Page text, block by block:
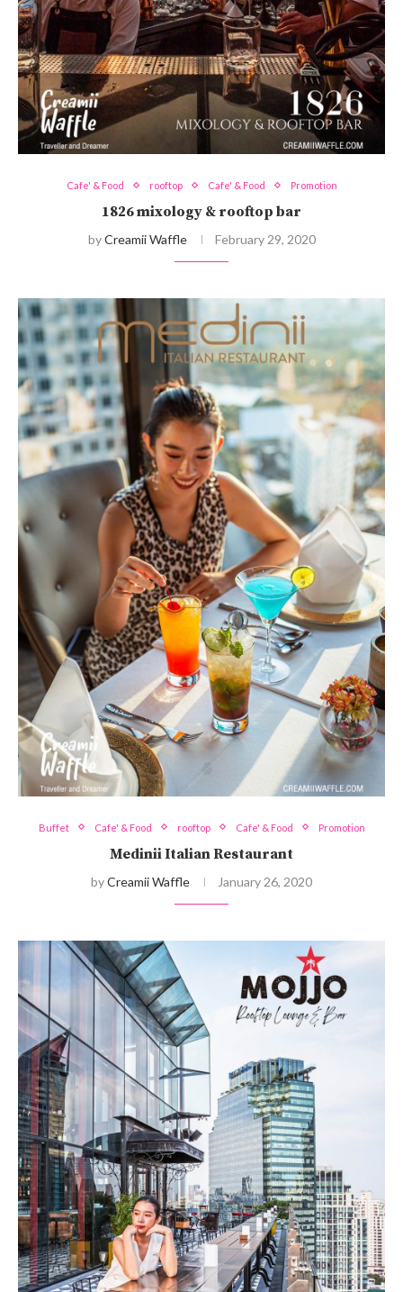
Cafe' & Food rooftop Cafe' & Food Promotion
1826 mixology & rooftop bar
byCreamii Waffle February 29, 2020
Buffet Cafe' & Food rooftop Cafe' & Food Promotion
Medinii Italian Restaurant
byCreamii Waffle January 26, 2020